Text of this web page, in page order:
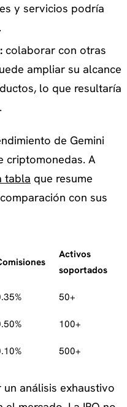
y servicios podría
colaborar con otras
ampliar su alcance
lo que resultaría
de Gemini
criptomonedas. A
tabla que resume
con sus
Activos
soportados
50+
100+
500+
análisis exhaustivo